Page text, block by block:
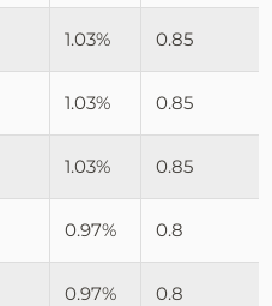
1.03% 0.85
1.03% 0.85
1.03% 0.85
0.97% 0.8
0.97% 0.8